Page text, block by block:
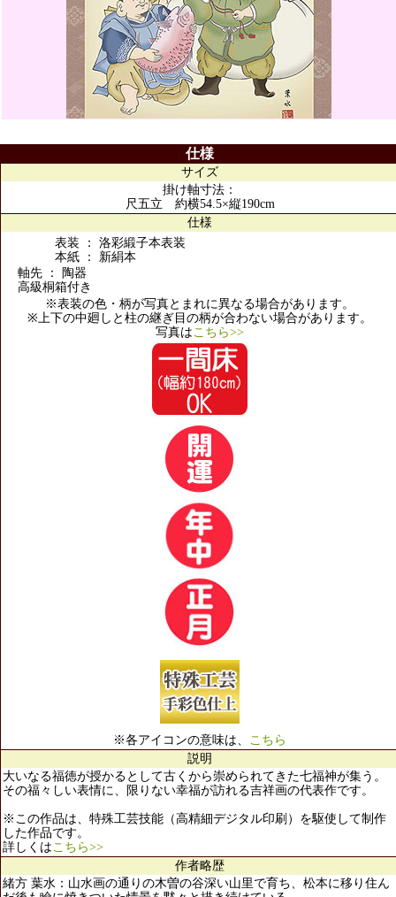
仕様
サイズ
掛け軸寸法：
尺五立 約横54.5×縦190cm
仕様
表装 ： 洛彩緞子本表装
本紙 ： 新絹本
軸先 ： 陶器
高級桐箱付き
※表装の色・柄が写真とまれに異なる場合があります。
※上下の中廻しと柱の継ぎ目の柄が合わない場合があります。
写真はこちら>>
※各アイコンの意味は、 こちら
説明
大いなる福徳が授かるとして古くから崇められてきた七福神が集う。
その福々しい表情に、限りない幸福が訪れる吉祥画の代表作です。
※この作品は、特殊工芸技能（高精細デジタル印刷）を駆使して制作
した作品です。
詳しくはこちら>>
作者略歴
緒方 葉水：山水画の通りの木曽の谷深い山里で育ち、松本に移り住ん